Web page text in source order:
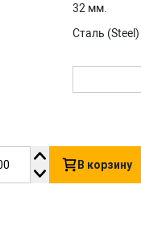
32 мм.
Сталь (Steel) .
В корзину